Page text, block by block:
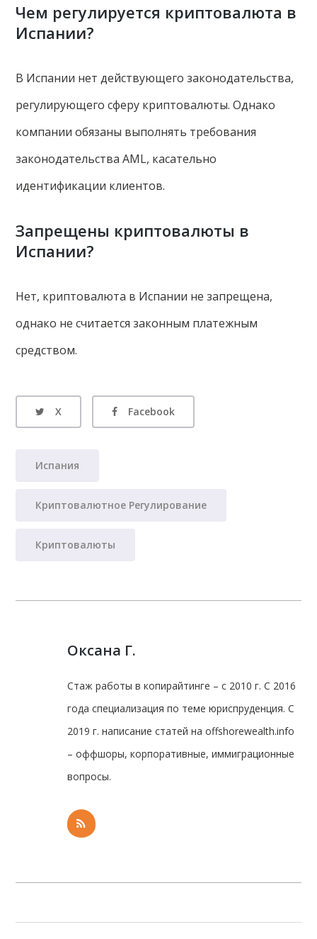
Чем регулируется криптовалюта в
Испании?
В Испании нет действующего законодательства,
регулирующего сферу криптовалюты. Однако
компании обязаны выполнять требования
законодательства AML, касательно
идентификации клиентов.
Запрещены криптовалюты в
Испании?
Нет, криптовалюта в Испании не запрещена,
однако не считается законным платежным
средством.
X Facebook
Испания
Криптовалютное Регулирование
Криптовалюты
Оксана Г.
Стаж работы в копирайтинге – с 2010 г. С 2016
года специализация по теме юриспруденция. С
2019 г. написание статей на offshorewealth.info
– оффшоры, корпоративные, иммиграционные
вопросы.